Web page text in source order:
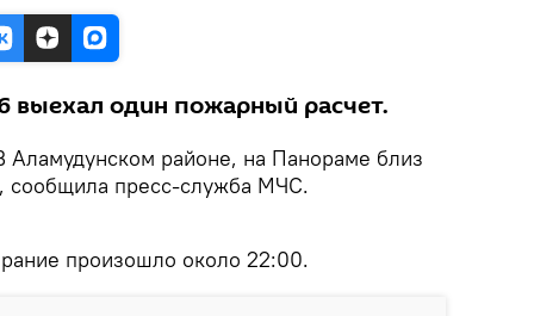
выехал один пожарный расчет.
Аламудунском районе, на Панораме близ
сообщила пресс-служба МЧС.
произошло около 22:00.